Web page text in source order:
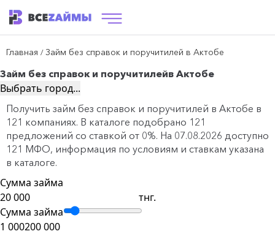
Главная / Займ без справок и поручитилей в Актобе
Займ без справок и поручитилейв Актобе
Выбрать город...
Получить займ без справок и поручитилей в Актобе в
121 компаниях. В каталоге подобрано 121
предложений со ставкой от 0%. На 07.08.2026 доступно
121 МФО, информация по условиям и ставкам указана
в каталоге.
Сумма займа
тнг.
Сумма займа
1 000200 000